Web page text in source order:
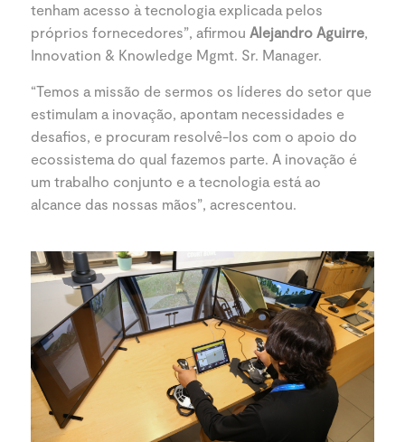
tenham acesso à tecnologia explicada pelos
próprios fornecedores”, afirmou Alejandro Aguirre,
Innovation & Knowledge Mgmt. Sr. Manager.
“Temos a missão de sermos os líderes do setor que
estimulam a inovação, apontam necessidades e
desafios, e procuram resolvê-los com o apoio do
ecossistema do qual fazemos parte. A inovação é
um trabalho conjunto e a tecnologia está ao
alcance das nossas mãos”, acrescentou.